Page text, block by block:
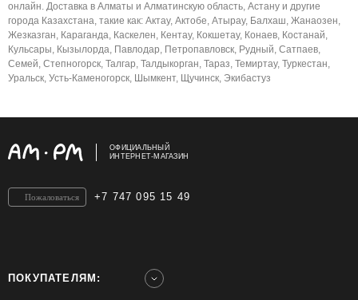
онлайн. Доставка в Алматы и Алматинскую область, Астану и другие
города Казахстана, такие как: Актау, Актобе, Атырау, Балхаш, Жанаозен,
Жезказган, Караганда, Каскелен, Кентау, Кокшетау, Конаев, Костанай,
Кульсары, Кызылорда, Павлодар, Петропавловск, Рудный, Сатпаев,
Семей, Степногорск, Талгар, Талдыкорган, Тараз, Темиртау, Туркестан,
Уральск, Усть-Каменогорск, Шымкент, Щучинск, Экибастуз
ОФИЦИАЛЬНЫЙ
ИНТЕРНЕТ-МАГАЗИН
+7 747 095 15 49
Пожаловаться
ПОКУПАТЕЛЯМ: